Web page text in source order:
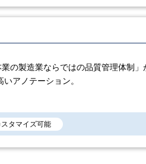
の製造業ならではの品質管理体制」
アノテーション。
スタマイズ可能